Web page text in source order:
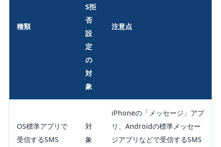
種類
S拒
否
設
定
の
対
象
注意点
OS標準アプリで
受信するSMS
対
象
iPhoneの「メッセージ」アプ
リ、Androidの標準メッセー
ジアプリなどで受信するSMS